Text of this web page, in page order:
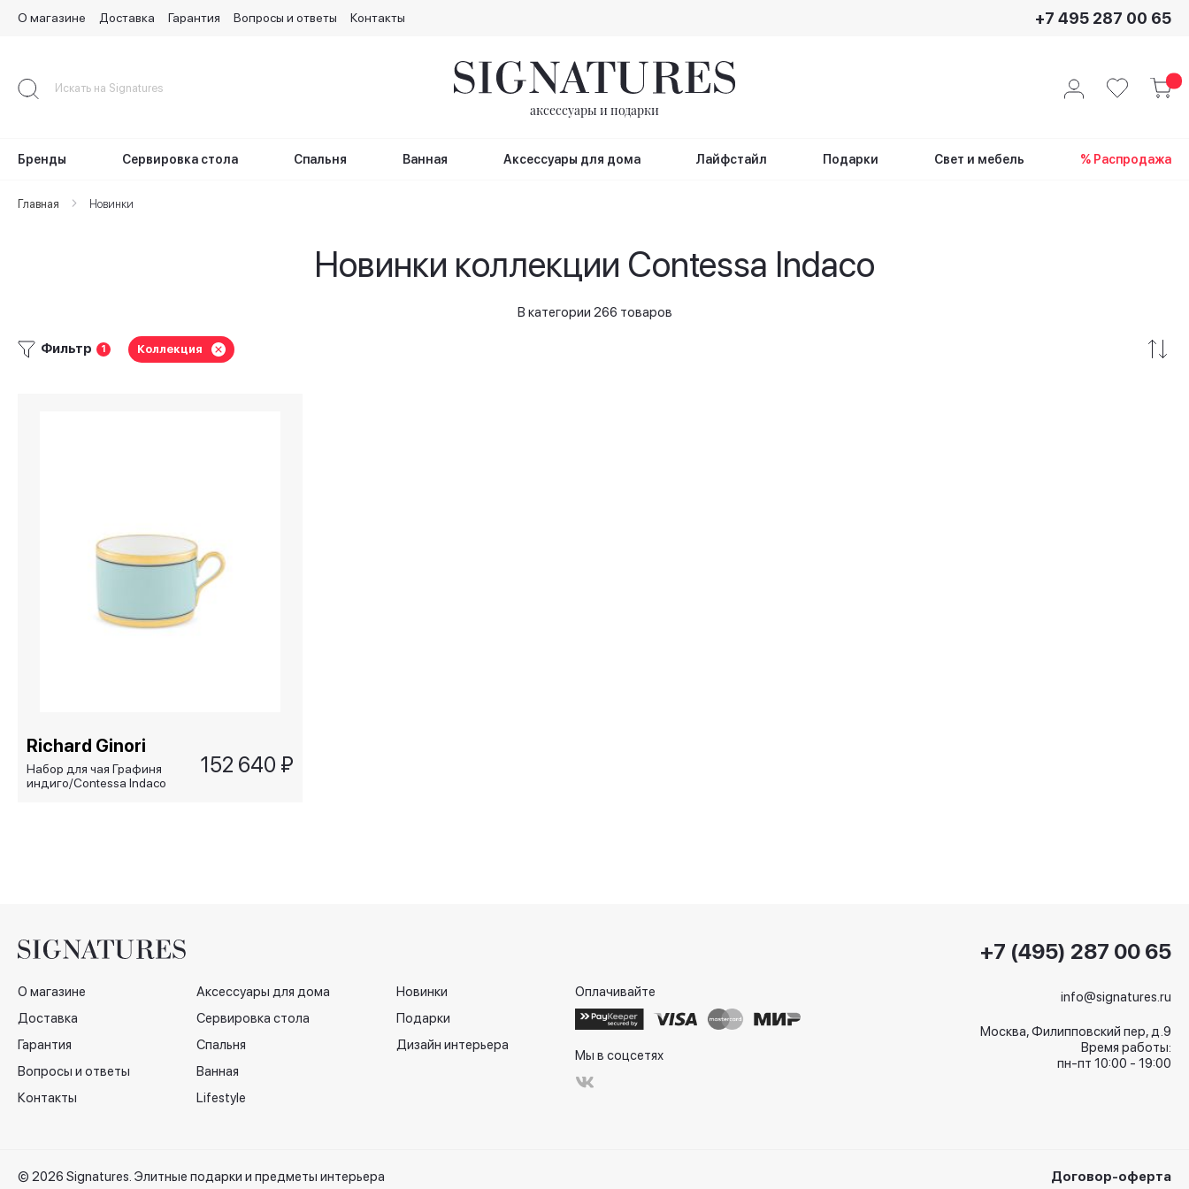
Content
О магазине Доставка Гарантия Вопросы и ответы Контакты +7 495 287 00 65
аксессуары и подарки
Бренды Сервировка стола Спальня Ванная Аксессуары для дома Лайфстайл Подарки Свет и мебель % Распродажа
Главная Новинки
Новинки коллекции Contessa Indaco
В категории 266 товаров
Фильтр 1 Коллекция
Richard Ginori
Набор для чая Графиня
индиго/Contessa Indaco
152 640 ₽
+7 (495) 287 00 65
О магазине
Доставка
Гарантия
Вопросы и ответы
Контакты
Аксессуары для дома
Сервировка стола
Спальня
Ванная
Lifestyle
Новинки
Подарки
Дизайн интерьера
Оплачивайте
Мы в соцсетях
info@signatures.ru
Москва, Филипповский пер, д.9
Время работы:
пн-пт 10:00 - 19:00
© 2026 Signatures. Элитные подарки и предметы интерьера Договор-оферта